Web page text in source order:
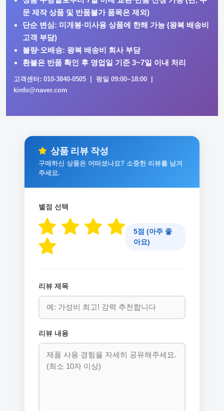
문 제작 상품 및 반품불가 품목은 제외)
단순 변심: 미개봉·미사용 상품에 한해 가능 (왕복 배송비
고객 부담)
불량·오배송: 왕복 배송비 회사 부담
환불은 반품 확인 후 영업일 기준 3~7일 이내 처리
고객센터: 010-3840-0505 | 평일 09:00~18:00 |
kinfo@naver.com
상품 리뷰 작성
구매하신 상품은 어떠셨나요? 소중한 리뷰를 남겨
주세요.
별점 선택
5점 (아주 좋
아요)
리뷰 제목
리뷰 내용